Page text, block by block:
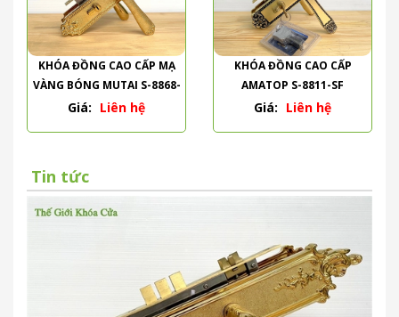
KHÓA ĐỒNG CAO CẤP MẠ
VÀNG BÓNG MUTAI S-8868-
PVD
Giá: Liên hệ
KHÓA ĐỒNG CAO CẤP
AMATOP S-8811-SF
Giá: Liên hệ
Tin tức